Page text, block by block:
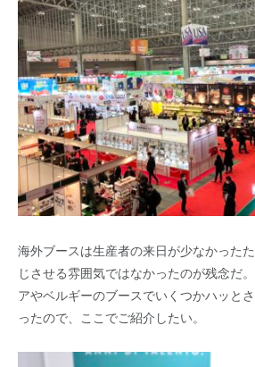
海外ブースは生産者の来日が少なかった
じさせる雰囲気ではなかったのが残念だ
アやベルギーのブースでいくつかハッと
ったので、ここでご紹介したい。